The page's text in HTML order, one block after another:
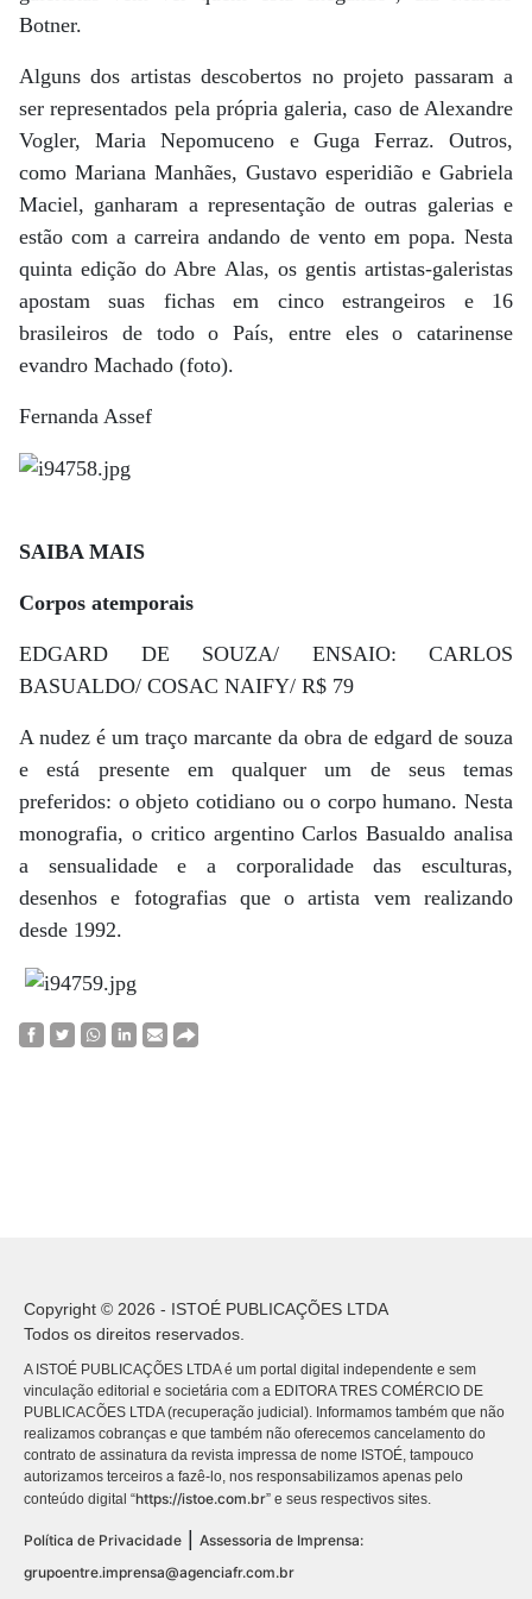
Botner.
Alguns dos artistas descobertos no projeto passaram a
ser representados pela própria galeria, caso de Alexandre
Vogler, Maria Nepomuceno e Guga Ferraz. Outros,
como Mariana Manhães, Gustavo esperidião e Gabriela
Maciel, ganharam a representação de outras galerias e
estão com a carreira andando de vento em popa. Nesta
quinta edição do Abre Alas, os gentis artistas-galeristas
apostam suas fichas em cinco estrangeiros e 16
brasileiros de todo o País, entre eles o catarinense
evandro Machado (foto).
Fernanda Assef
SAIBA MAIS
Corpos atemporais
EDGARD DE SOUZA/ ENSAIO: CARLOS
BASUALDO/ COSAC NAIFY/ R$ 79
A nudez é um traço marcante da obra de edgard de souza
e está presente em qualquer um de seus temas
preferidos: o objeto cotidiano ou o corpo humano. Nesta
monografia, o critico argentino Carlos Basualdo analisa
a sensualidade e a corporalidade das esculturas,
desenhos e fotografias que o artista vem realizando
desde 1992.
Copyright © 2026 - ISTOÉ PUBLICAÇÕES LTDA
Todos os direitos reservados.
A ISTOÉ PUBLICAÇÕES LTDA é um portal digital independente e sem
vinculação editorial e societária com a EDITORA TRES COMÉRCIO DE
PUBLICACÕES LTDA (recuperação judicial). Informamos também que não
realizamos cobranças e que também não oferecemos cancelamento do
contrato de assinatura da revista impressa de nome ISTOÉ, tampouco
autorizamos terceiros a fazê-lo, nos responsabilizamos apenas pelo
conteúdo digital “https://istoe.com.br” e seus respectivos sites.
Política de Privacidade | Assessoria de Imprensa:
grupoentre.imprensa@agenciafr.com.br